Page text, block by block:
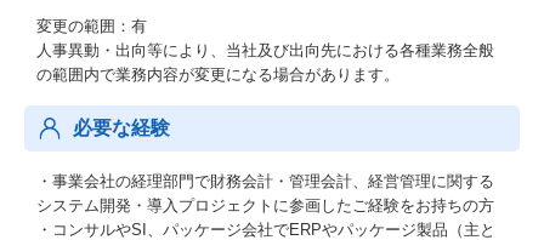
変更の範囲：有
人事異動・出向等により、当社及び出向先における各種業務全般
の範囲内で業務内容が変更になる場合があります。
必要な経験
・事業会社の経理部門で財務会計・管理会計、経営管理に関する
システム開発・導入プロジェクトに参画したご経験をお持ちの方
・コンサルやSI、パッケージ会社でERPやパッケージ製品（主と